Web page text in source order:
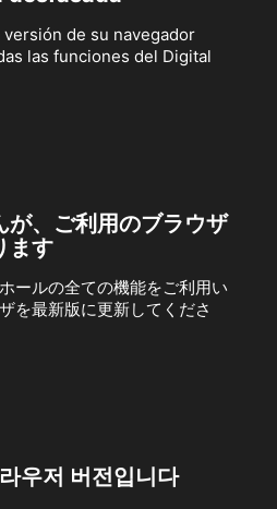
de su navegador
las funciones del Digital
が、ご利用のブラウザ
ます
ールの全ての機能をご利用い
を最新版に更新してくださ
우저 버전입니다